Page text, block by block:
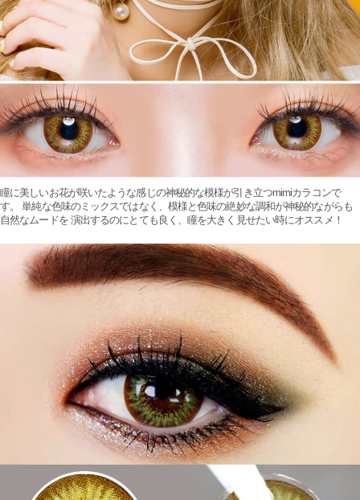
瞳に美しいお花が咲いたような感じの神秘的な模様が引き立つmimiカラコンで
す。 単純な色味のミックスではなく、模様と色味の絶妙な調和が神秘的ながらも
自然なムードを 演出するのにとても良く、瞳を大きく見せたい時にオススメ！